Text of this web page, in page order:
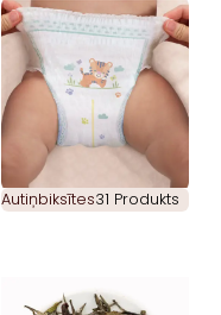
Autiņbiksītes31 Produkts